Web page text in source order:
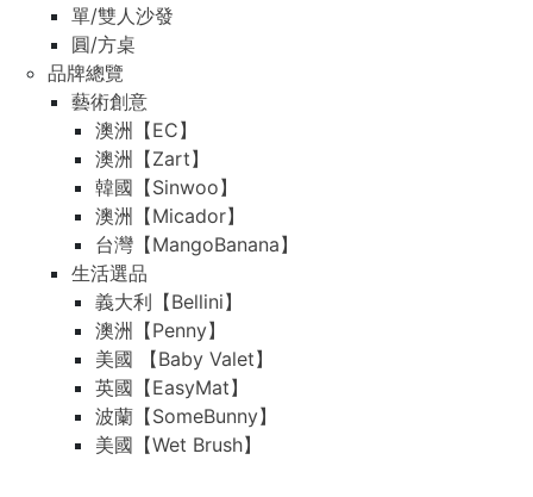
單/雙人沙發
圓/方桌
品牌總覽
藝術創意
澳洲【EC】
澳洲【Zart】
韓國【Sinwoo】
澳洲【Micador】
台灣【MangoBanana】
生活選品
義大利【Bellini】
澳洲【Penny】
美國 【Baby Valet】
英國【EasyMat】
波蘭【SomeBunny】
美國【Wet Brush】